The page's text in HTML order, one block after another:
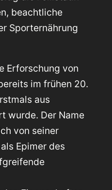
beachtliche
Sporternährung
Erforschung von
im frühen 20.
aus
wurde. Der Name
von seiner
Epimer des